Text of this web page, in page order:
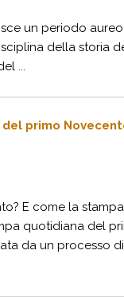
un periodo
della storia
...
primo
E come la
quotidiana del
da un processo di